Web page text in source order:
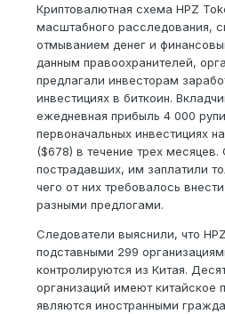
Криптовалютная схема HPZ
масштабного расследования,
отмыванием денег и
данным правоохранителей,
предлагали инвесторам
инвестициях в биткоин.
ежедневная прибыль 4 000
первоначальных инвестициях
($678) в течение трех
пострадавших, им заплатили
чего от них требовалось
разными предлогами.
Следователи выяснили, что
подставными 299
контролируются из Китая.
организаций имеют китайское
являются иностранными